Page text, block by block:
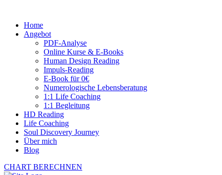
Home
Angebot
PDF-Analyse
Online Kurse & E-Books
Human Design Reading
Impuls-Reading
E-Book für 0€
Numerologische Lebensberatung
1:1 Life Coaching
1:1 Begleitung
HD Reading
Life Coaching
Soul Discovery Journey
Über mich
Blog
CHART BERECHNEN